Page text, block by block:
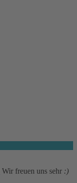
Wir freuen uns sehr :)